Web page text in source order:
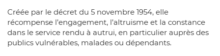
Créée par le décret du 5 novembre 1954, elle
récompense l’engagement, l’altruisme et la constance
dans le service rendu à autrui, en particulier auprès des
publics vulnérables, malades ou dépendants.